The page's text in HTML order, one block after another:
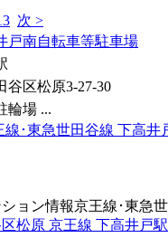
次 >
戸南自転車等駐車場
谷区松原3-27-30
輪場 ...
･東急世田谷線 下高井
ョン情報京王線･東急
松原 京王線 下高井戸